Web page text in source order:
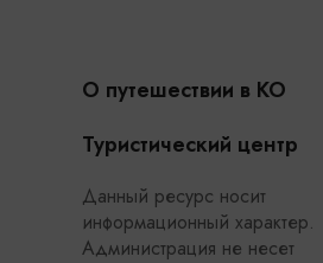
О путешествии в КО
Туристический центр
Данный ресурс носит
информационный характер.
Администрация не несет